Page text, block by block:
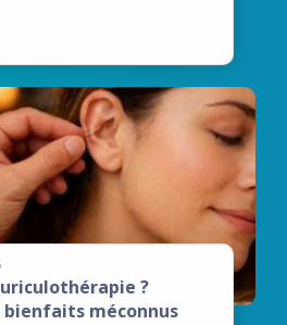
?
bienfaits méconnus